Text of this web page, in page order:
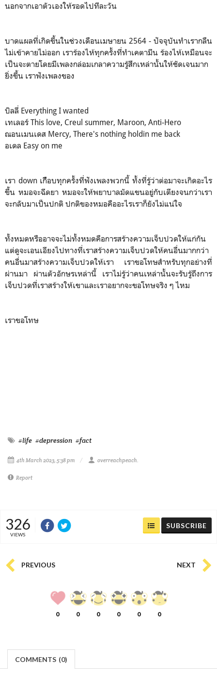
นอกจากเอาตัวเองให้รอดไปทีละวัน
บาดแผลที่เกิดขึ้นในช่วงเดือนเมษายน 2564 - ปัจจุบันทำเรากลืน
ไม่เข้าคายไม่ออก เราร้องไห้ทุกครั้งที่ทำเคตามีน ร้องไห้เหมือนจะ
เป็นจะตายโดยมีเพลงกล่อมเกลาความรู้สึกเหล่านั้นให้ชัดเจนมาก
ยิ่งขึ้น เราฟังเพลงของ
บิลลี่ Everything I wanted
เทเลอร์ This love, Creul summer, Maroon, Anti-Hero
ณอนเมนเดส Mercy, There's nothing holdin me back
อเดล Easy on me
เรา down เกืือบทุกครั้งที่ฟังเพลงพวกนี้ ทั้งที่รู้ว่าต่อมาจะเกิดอะไร
ขึ้น หมอจะฉีดยา หมอจะให้พยาบาลมัดแขนอยู่กับเตียงจนกว่าเรา
จะกลับมาเป็นปกติ ปกติของหมอคืออะไรเราก็ยังไม่แน่ใจ
ทั้งหมดหรืออาจจะไม่ทั้งหมดคือการสร้างความเจ็บปวดให้แก่กัน
แต่ดูจะเอนเอียงไปทางที่เราสร้างความเจ็บปวดให้คนอื่นมากกว่า
คนอื่นมาสร้างความเจ็บปวดให้เรา เราขอโทษสำหรับทุกอย่างที่
ผ่านมา ผ่านตัวอักษรเหล่านี้ เราไม่รู้ว่าคนเหล่านั้นจะรับรู้ถึงการ
เจ็บปวดที่เราสร้างให้เขาและเราอยากจะขอโทษจริง ๆ ไหม
เราขอโทษ
#life #depression #fact
4th March 2023, 5:38 pm overreachpeach.
Report
326
VIEWS
SUBSCRIBE
PREVIOUS NEXT
0 0 0 0 0 0
COMMENTS (0)